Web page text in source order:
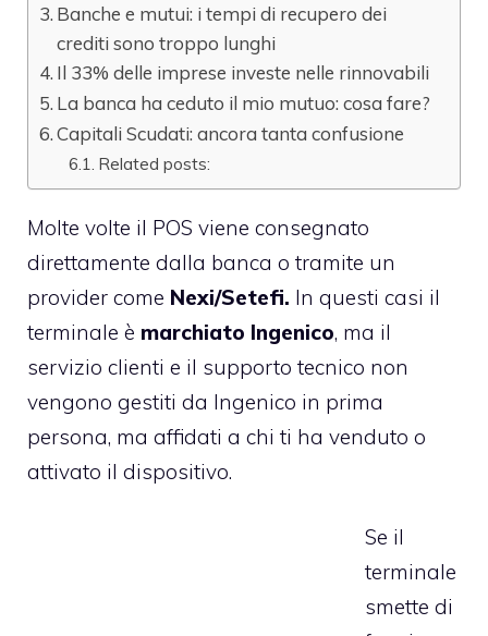
Banche e mutui: i tempi di recupero dei
crediti sono troppo lunghi
Il 33% delle imprese investe nelle rinnovabili
La banca ha ceduto il mio mutuo: cosa fare?
Capitali Scudati: ancora tanta confusione
Related posts:
Molte volte il POS viene consegnato
direttamente dalla banca o tramite un
provider come Nexi/Setefi. In questi casi il
terminale è marchiato Ingenico, ma il
servizio clienti e il supporto tecnico non
vengono gestiti da Ingenico in prima
persona, ma affidati a chi ti ha venduto o
attivato il dispositivo.
Se il
terminale
smette di